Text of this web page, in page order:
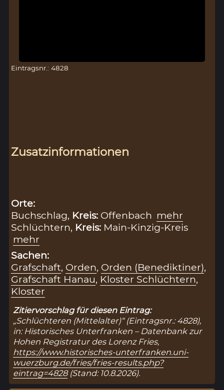
Eintragsnr.: 4828
Zusatzinformationen
Orte:
Buchschlag, Kreis: Offenbach mehr
Schlüchtern, Kreis: Main-Kinzig-Kreis
mehr
Sachen:
Grafschaft, Orden, Orden (Benediktiner),
Grafschaft Hanau, Kloster Schlüchtern,
Kloster
Zitiervorschlag für diesen Eintrag:
„Schlüchteren (Mittelalter)“ (Eintragsnr.: 4828),
in: Historisches Unterfranken – Datenbank zur
Hohen Registratur des Lorenz Fries,
https://www.historisches-unterfranken.uni-
wuerzburg.de/fries/fries-results.php?
eintrag=4828(Stand: 10.8.2026).